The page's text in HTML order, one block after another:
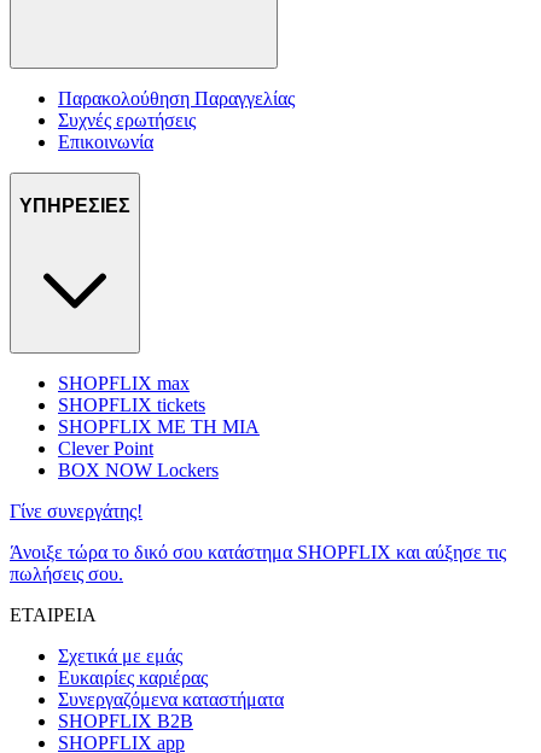
Παρακολούθηση Παραγγελίας
Συχνές ερωτήσεις
Επικοινωνία
ΥΠΗΡΕΣΙΕΣ
SHOPFLIX max
SHOPFLIX tickets
SHOPFLIX ΜΕ ΤΗ ΜΙΑ
Clever Point
BOX NOW Lockers
Γίνε συνεργάτης!
Άνοιξε τώρα το δικό σου κατάστημα SHOPFLIX και αύξησε τις
πωλήσεις σου.
ΕΤΑΙΡΕΙΑ
Σχετικά με εμάς
Ευκαιρίες καριέρας
Συνεργαζόμενα καταστήματα
SHOPFLIX B2B
SHOPFLIX app